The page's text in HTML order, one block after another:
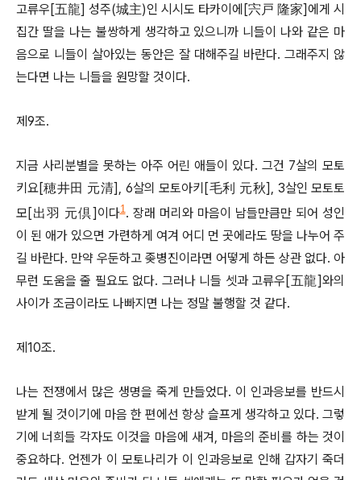
고류우[五龍] 성주(城主)인 시시도 타카이에[宍戸 隆家]에게 시
집간 딸을 나는 불쌍하게 생각하고 있으니까 니들이 나와 같은 마
음으로 니들이 살아있는 동안은 잘 대해주길 바란다. 그래주지 않
는다면 나는 니들을 원망할 것이다.
제9조.
지금 사리분별을 못하는 아주 어린 애들이 있다. 그건 7살의 모토
키요[穂井田 元清], 6살의 모토아키[毛利 元秋], 3살인 모토토
모[出羽 元倶]이다1. 장래 머리와 마음이 남들만큼만 되어 성인
이 된 애가 있으면 가련하게 여겨 어디 먼 곳에라도 땅을 나누어 주
길 바란다. 만약 우둔하고 좆병진이라면 어떻게 하든 상관 없다. 아
무런 도움을 줄 필요도 없다. 그러나 니들 셋과 고류우[五龍]와의
사이가 조금이라도 나빠지면 나는 정말 불행할 것 같다.
제10조.
나는 전쟁에서 많은 생명을 죽게 만들었다. 이 인과응보를 반드시
받게 될 것이기에 마음 한 편에선 항상 슬프게 생각하고 있다. 그렇
기에 너희들 각자도 이것을 마음에 새겨, 마음의 준비를 하는 것이
중요하다. 언젠가 이 모토나리가 이 인과응보로 인해 갑자기 죽더